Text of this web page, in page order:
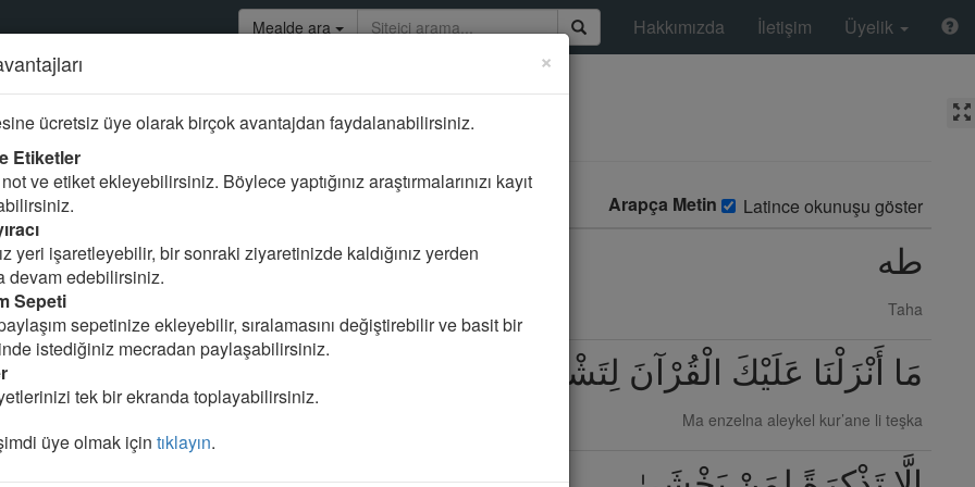
Hakkımızda İletişim Üyelik
Mealde ara
Arapça Metin
Latince okunuşu göster
طه
Taha
çekmen için indirmedik, مَا أَنْزَلْنَا عَلَيْكَ الْقُرْآنَ لِتَشْقَىٰ
Ma enzelna aleykel kur’ane li teşka
ancak öğütle-hatırlatma (olsun diye
×
ücretsiz üye olarak birçok avantajdan faydalanabilirsiniz.
Etiketler
ve etiket ekleyebilirsiniz. Böylece yaptığınız araştırmalarınızı kayıt
yeri işaretleyebilir, bir sonraki ziyaretinizde kaldığınız yerden
devam edebilirsiniz.
Sepeti
sepetinize ekleyebilir, sıralamasını değiştirebilir ve basit bir
istediğiniz mecradan paylaşabilirsiniz.
tek bir ekranda toplayabilirsiniz.
üye olmak için tıklayın.